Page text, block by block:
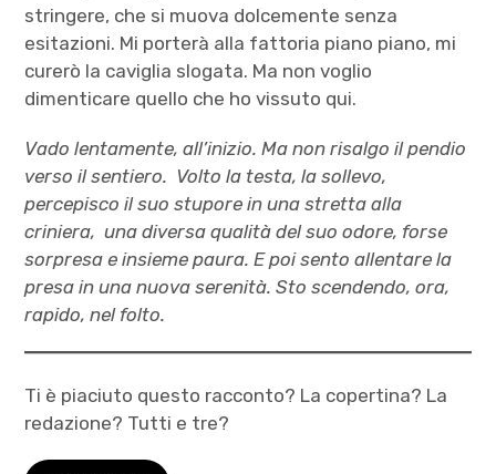
stringere, che si muova dolcemente senza
esitazioni. Mi porterà alla fattoria piano piano, mi
curerò la caviglia slogata. Ma non voglio
dimenticare quello che ho vissuto qui.
Vado lentamente, all’inizio. Ma non risalgo il pendio
verso il sentiero. Volto la testa, la sollevo,
percepisco il suo stupore in una stretta alla
criniera, una diversa qualità delsuo odore, forse
sorpresa e insieme paura.E poi sento allentare la
presa in una nuova serenità. Sto scendendo, ora,
rapido, nel folto.
Ti è piaciuto questo racconto? La copertina? La
redazione? Tutti e tre?